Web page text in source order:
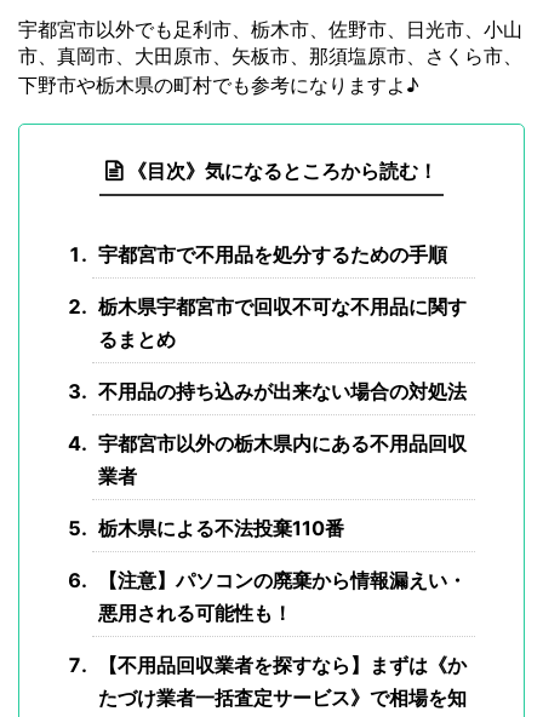
宇都宮市以外でも足利市、栃木市、佐野市、日光市、小山
市、真岡市、大田原市、矢板市、那須塩原市、さくら市、
下野市や栃木県の町村でも参考になりますよ♪
《目次》気になるところから読む！
宇都宮市で不用品を処分するための手順
栃木県宇都宮市で回収不可な不用品に関す
るまとめ
不用品の持ち込みが出来ない場合の対処法
宇都宮市以外の栃木県内にある不用品回収
業者
栃木県による不法投棄110番
【注意】パソコンの廃棄から情報漏えい・
悪用される可能性も！
【不用品回収業者を探すなら】まずは《か
たづけ業者一括査定サービス》で相場を知